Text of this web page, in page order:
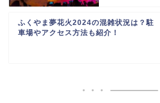
ふくやま夢花火2024の混雑状況は？駐
車場やアクセス方法も紹介！